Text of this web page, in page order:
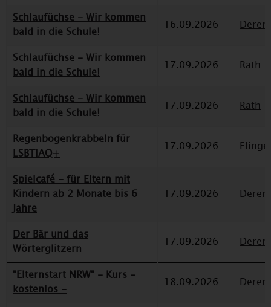
Schlaufüchse - Wir kommen
bald in die Schule!
16.09.2026
Schlaufüchse - Wir kommen
bald in die Schule!
17.09.2026 Rath
Schlaufüchse - Wir kommen
bald in die Schule!
17.09.2026 Rath
Regenbogenkrabbeln für
LSBTIAQ+
17.09.2026
Spielcafé - für Eltern mit
Kindern ab 2 Monate bis 6
Jahre
17.09.2026
Der Bär und das
Wörterglitzern
17.09.2026
"Elternstart NRW" - Kurs -
kostenlos -
18.09.2026